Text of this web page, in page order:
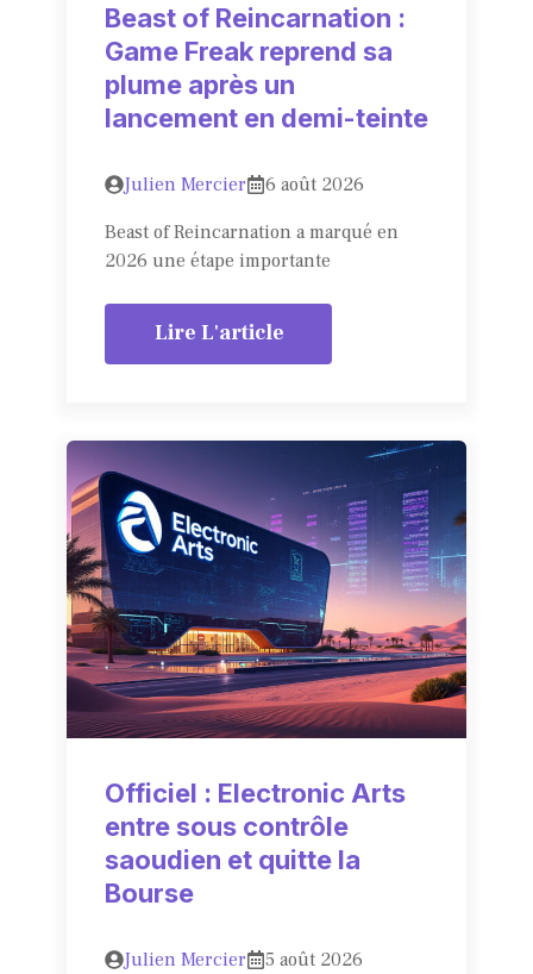
Beast of Reincarnation :
Game Freak reprend sa
plume après un
lancement en demi-teinte
Julien Mercier
6 août 2026
Beast of Reincarnation a marqué en
2026 une étape importante
Lire L'article
Officiel : Electronic Arts
entre sous contrôle
saoudien et quitte la
Bourse
Julien Mercier
5 août 2026